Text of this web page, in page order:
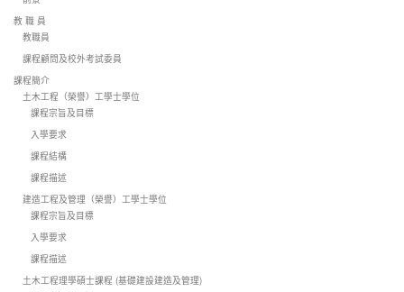
教 職 員
教職員
課程顧問及校外考試委員
課程簡介
土木工程（榮譽）工學士學位
課程宗旨及目標
入學要求
課程結構
課程描述
建造工程及管理（榮譽）工學士學位
課程宗旨及目標
入學要求
課程描述
土木工程理學碩士課程 (基礎建設建造及管理)